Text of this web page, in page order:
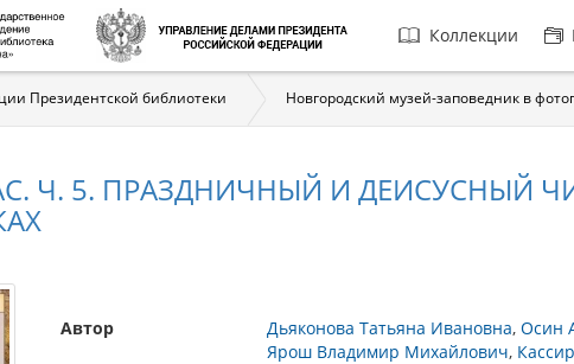
Главная
навигация
Коллекции
Президентской библиотеки Новгородский музей-заповедник в
Ч. 5. ПРАЗДНИЧНЫЙ И ДЕИСУСНЫЙ
Автор Дьяконова Татьяна Ивановна Осин
Ярош Владимир Михайлович